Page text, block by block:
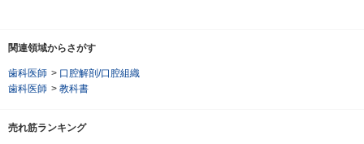
関連領域からさがす
歯科医師 > 口腔解剖/口腔組織
歯科医師 > 教科書
売れ筋ランキング